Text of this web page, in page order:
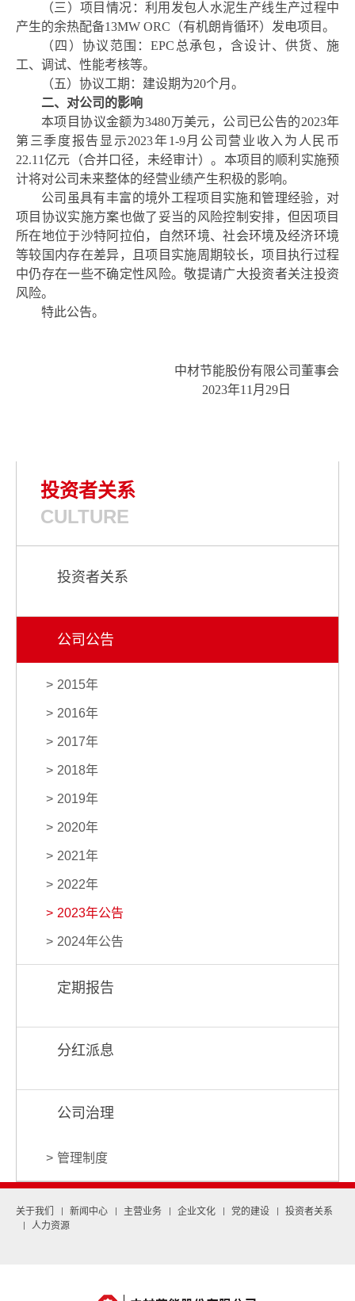
（三 ）项目情况： 利用发包人水泥生产线生产过程中
产生的余热配备13MW ORC（有机朗肯循环）发电项目。
（ 四 ）协议 范围：EPC总承包，含设计、供货、施
工、调试、性能考核等。
（五）协议工期： 建设期为20个月 。
二、 对公司的影响
本项目协议金额为3480万美元，公司已公告的2023年
第 三 季度报告显示2023年1-9月公司营业收入为 人民币
22.11亿元（合并口径，未经审计）。 本项目的顺利实施预
计将对公司未来整体的经营业绩产生积极的影响。
公司虽具有丰富的境外工程项目实施和管理经验，对
项目 协议实施方案也做了妥当的风险控制安排，但因项目
所在地位于沙特阿拉伯 ，自然环境、社会环境 及经济环境
等较国内存在差异，且项目实施周期较长，项目执行过程
中仍存在一些不确定性风险。敬提请广大投资者关注投资
风险。
特此公告。
中材节能股份有限公司董事会
2023年11月29日
投资者关系
CULTURE
投资者关系
公司公告
2015年
2016年
2017年
2018年
2019年
2020年
2021年
2022年
2023年公告
2024年公告
定期报告
分红派息
公司治理
管理制度
关于我们 新闻中心 主营业务 企业文化 党的建设
投资者关系
人力资源